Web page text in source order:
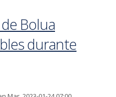
Bolua
durante